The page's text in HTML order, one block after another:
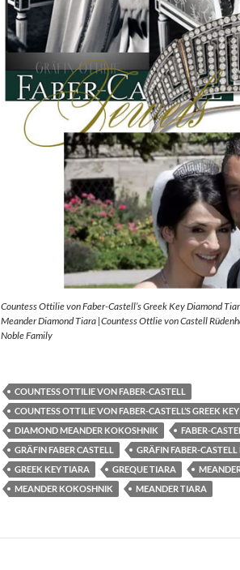
Countess Ottilie von Faber-Castell’s Greek Key Diamond
Meander Diamond Tiara |Countess Ottlie von Castell
Noble Family
COUNTESS OTTILIE VON FABER-CASTELL
COUNTESS OTTILIE VON FABER-CASTELL’S GREEK
DIAMOND MEANDER KOKOSHNIK
FABER-
GRÄFIN FABER CASTELL
GRÄFIN FABER-
GREEK KEY TIARA
GREQUE TIARA
MEANDER KOKOSHNIK
MEANDER TIARA